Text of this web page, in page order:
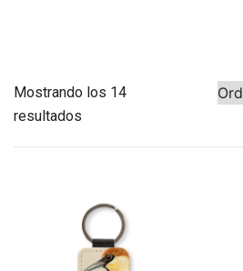
Mostrando los 14
resultados